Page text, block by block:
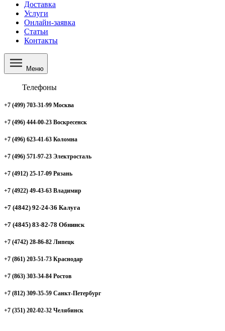
Доставка
Услуги
Онлайн-заявка
Статьи
Контакты
Меню
Телефоны
+7 (499) 703-31-99 Москва
+7 (496) 444-00-23 Воскресенск
+7 (496) 623-41-63 Коломна
+7 (496) 571-97-23 Электросталь
+7 (4912) 25-17-09 Рязань
+7 (4922) 49-43-63 Владимир
+7 (4842) 92-24-36 Калуга
+7 (4845) 83-82-78 Обнинск
+7 (4742) 28-86-82 Липецк
+7 (861) 203-51-73 Краснодар
+7 (863) 303-34-84 Ростов
+7 (812) 309-35-59 Санкт-Петербург
+7 (351) 202-02-32 Челябинск